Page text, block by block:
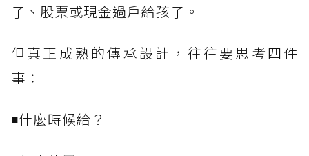
子、股票或現金過戶給孩子。
但真正成熟的傳承設計，往往要思考四件
事：
◾什麼時候給？